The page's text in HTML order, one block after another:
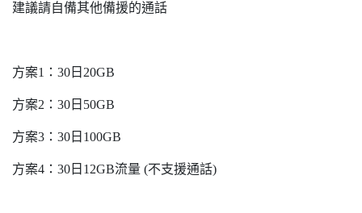
建議請自備其他備援的通話
方案1：30日20GB
方案2：30日50GB
方案3：30日100GB
方案4：30日12GB流量 (不支援通話)